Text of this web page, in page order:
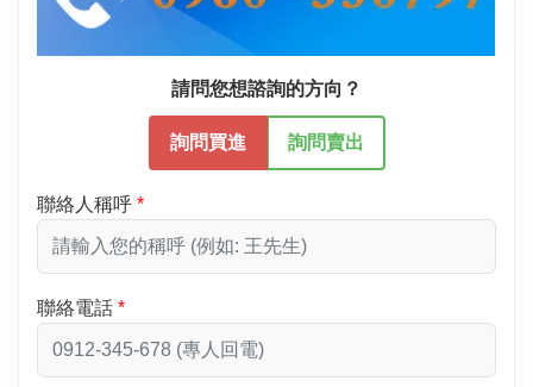
請問您想諮詢的方向？
詢問買進 詢問賣出
聯絡人稱呼
聯絡電話